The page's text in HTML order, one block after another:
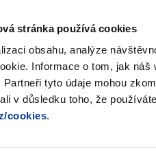
stránka používá cookies
obsahu, analýze
Informace o tom, jak
Partneři tyto údaje mohou
v důsledku toho, že
cookies.
submenu